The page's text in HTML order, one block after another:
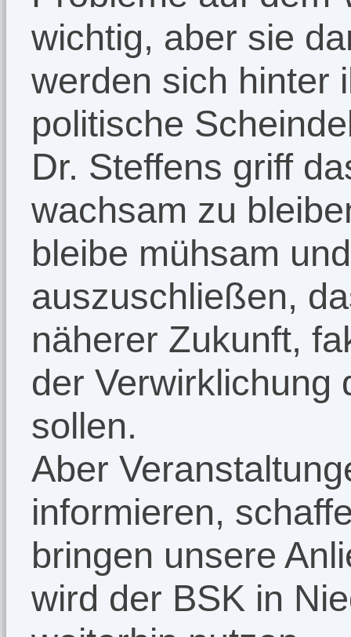
wichtig, aber sie
werden sich hinter
politische
Dr. Steffens griff
wachsam zu
bleibe mühsam
auszuschließen,
näherer Zukunft,
der Verwirklichung
sollen.
Aber
informieren,
bringen unsere
wird der BSK in